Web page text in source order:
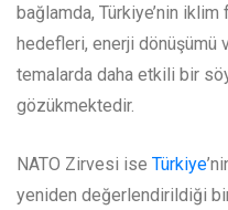
bağlamda, Türkiye’nin iklim
hedefleri, enerji
temalarda daha etkili bir
gözükmektedir.
NATO Zirvesi ise Türkiye
yeniden değerlendirildiği